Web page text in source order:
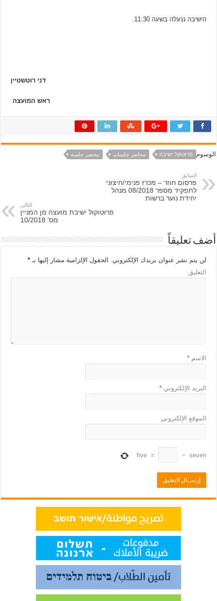
הישיבה ננעלה בשעה 11:30.
דני רוטשטיין
ראש המועצה
الوسوم פרוטוקל ישיבה محاضر جلسات محضر جلسة
السابق
פרסום חוזר – מכרז פנימי/חיצוני
לתפקיד מספר 08/2018 מנהל
יחידת נוער ברשות
التالي
פרוטוקול ישיבת מועצה מן המניין
מס’ 10/2018
أضف تعليقاً
لن يتم نشر عنوان بريدك الإلكتروني. الحقول الإلزامية مشار إليها بـ*
التعليق
الاسم*
البريد الإلكتروني*
الموقع الإلكتروني
seven
−
=
five